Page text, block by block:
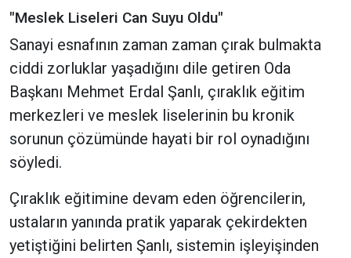
"Meslek Liseleri Can Suyu Oldu"
Sanayi esnafının zaman zaman çırak bulmakta
ciddi zorluklar yaşadığını dile getiren Oda
Başkanı Mehmet Erdal Şanlı, çıraklık eğitim
merkezleri ve meslek liselerinin bu kronik
sorunun çözümünde hayati bir rol oynadığını
söyledi.
Çıraklık eğitimine devam eden öğrencilerin,
ustaların yanında pratik yaparak çekirdekten
yetiştiğini belirten Şanlı, sistemin işleyişinden